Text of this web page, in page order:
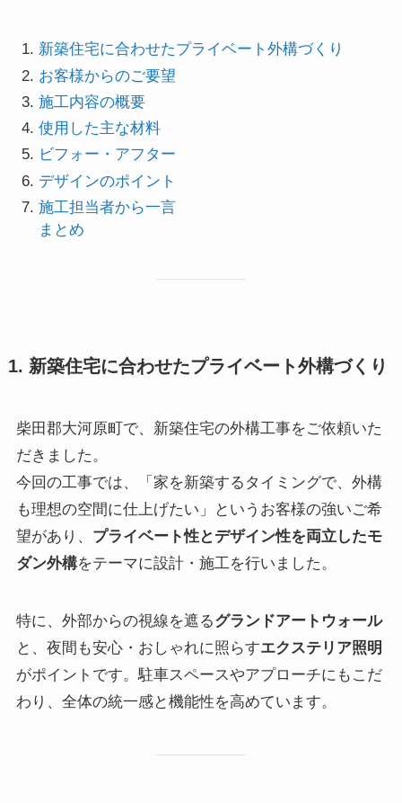
新築住宅に合わせたプライベート外構づくり
お客様からのご要望
施工内容の概要
使用した主な材料
ビフォー・アフター
デザインのポイント
施工担当者から一言
まとめ
1. 新築住宅に合わせたプライベート外構づくり
柴田郡大河原町で、新築住宅の外構工事をご依頼いた
だきました。
今回の工事では、「家を新築するタイミングで、外構
も理想の空間に仕上げたい」というお客様の強いご希
望があり、 プライベート性とデザイン性を両立したモ
ダン外構をテーマに設計・施工を行いました。
特に、外部からの視線を遮るグランドアートウォール
と、夜間も安心・おしゃれに照らすエクステリア照明
がポイントです。駐車スペースやアプローチにもこだ
わり、全体の統一感と機能性を高めています。